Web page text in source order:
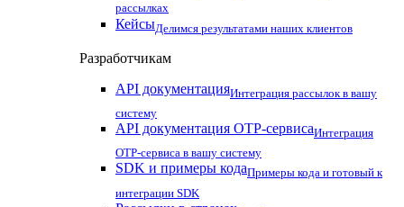
рассылках
КейсыДелимся результатами наших клиентов
Разработчикам
API документацияИнтеграция рассылок в вашу
систему
API документация OTP-сервисаИнтеграция
OTP-сервиса в вашу систему
SDK и примеры кодаПримеры кода и готовый к
интеграции SDK